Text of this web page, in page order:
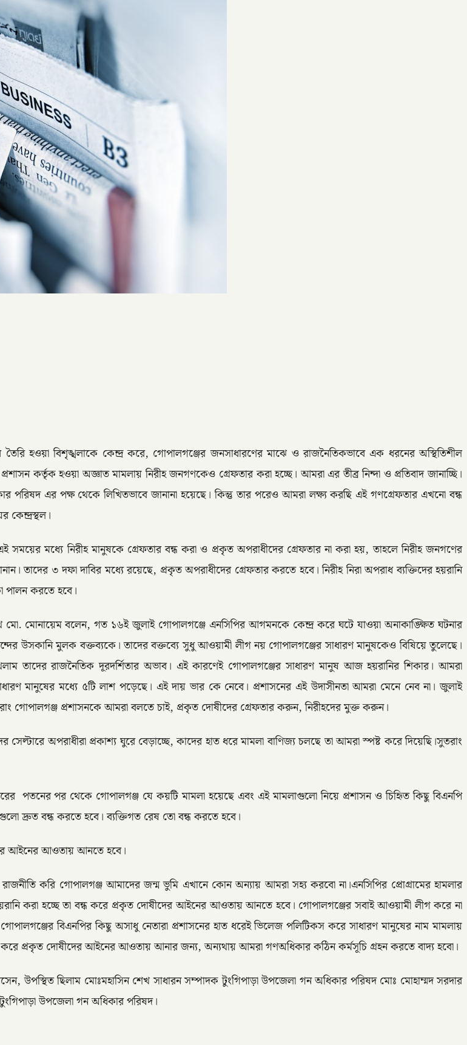
হওয়া বিশৃঙ্খলাকে কেন্দ্র করে, গোপালগঞ্জের জনসাধারণের মাঝে ও রাজনৈতিকভাবে এক ধরনের অস্থিতিশীল
কর্তৃক হওয়া অজ্ঞাত মামলায় নিরীহ জনগণকেও গ্রেফতার করা হচ্ছে। আমরা এর তীব্র নিন্দা ও প্রতিবাদ জানাচ্ছি।
এর পক্ষ থেকে লিখিতভাবে জানানা হয়েছে। কিন্তু তার পরেও আমরা লক্ষ্য করছি এই গণগ্রেফতার এখনো বন্ধ
কেন্দ্রস্থল।
মধ্যে নিরীহ মানুষকে গ্রেফতার বন্ধ করা ও প্রকৃত অপরাধীদের গ্রেফতার না করা হয়, তাহলে নিরীহ জনগণের
৩ দফা দাবির মধ্যে রয়েছে, প্রকৃত অপরাধীদের গ্রেফতার করতে হবে। নিরীহ নিরা অপরাধ ব্যক্তিদের হয়রানি
পালন করতে হবে।
মো. মোনায়েম বলেন, গত ১৬ই জুলাই গোপালগঞ্জে এনসিপির আগমনকে কেন্দ্র করে ঘটে যাওয়া অনাকাঙ্ক্ষিত ঘটনার
উসকানি মুলক বক্তব্যকে। তাদের বক্তব্যে সুধু আওয়ামী লীগ নয় গোপালগঞ্জের সাধারণ মানুষকেও বিষিয়ে তুলেছে।
তাদের রাজনৈতিক দূরদর্শিতার অভাব। এই কারণেই গোপালগঞ্জের সাধারণ মানুষ আজ হয়রানির শিকার। আমরা
মানুষের মধ্যে ৫টি লাশ পড়েছে। এই দায় ভার কে নেবে। প্রশাসনের এই উদাসীনতা আমরা মেনে নেব না। জুলাই
প্রশাসনকে আমরা বলতে চাই, প্রকৃত দোষীদের গ্রেফতার করুন, নিরীহদের মুক্ত করুন।
অপরাধীরা প্রকাশ্য ঘুরে বেড়াচ্ছে, কাদের হাত ধরে মামলা বাণিজ্য চলছে তা আমরা স্পষ্ট করে দিয়েছি।সুতরাং
পতনের পর থেকে গোপালগঞ্জ যে কয়টি মামলা হয়েছে এবং এই মামলাগুলো নিয়ে প্রশাসন ও চিহিৃত কিছু বিএনপি
দ্রুত বন্ধ করতে হবে। ব্যক্তিগত রেষ তো বন্ধ করতে হবে।
আইনের আওতায় আনতে হবে।
করি গোপালগঞ্জ আমাদের জন্ম ভুমি এখানে কোন অন্যায় আমরা সহ্য করবো না।এনসিপির প্রোগ্রামের হামলার
করা হচ্ছে তা বন্ধ করে প্রকৃত দোষীদের আইনের আওতায় আনতে হবে। গোপালগঞ্জের সবাই আওয়ামী লীগ করে না
বিএনপির কিছু অসাধু নেতারা প্রশাসনের হাত ধরেই ভিলেজ পলিটিকস করে সাধারণ মানুষের নাম মামলায়
প্রকৃত দোষীদের আইনের আওতায় আনার জন্য, অন্যথায় আমরা গণঅধিকার কঠিন কর্মসূচি গ্রহন করতে বাদ্য হবো।
উপস্থিত ছিলাম মোঃমহাসিন শেখ সাধারন সম্পাদক টুংগিপাড়া উপজেলা গন অধিকার পরিষদ মোঃ মোহাম্মদ সরদার
উপজেলা গন অধিকার পরিষদ।